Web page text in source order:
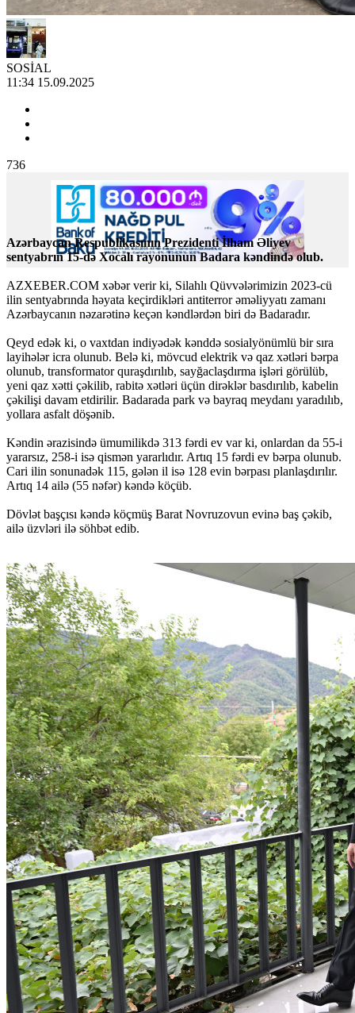
SOSİAL
11:34 15.09.2025
736
Azərbaycan Respublikasının Prezidenti İlham Əliyev
sentyabrın 15-də Xocalı rayonunun Badara kəndində olub.
AZXEBER.COM xəbər verir ki, Silahlı Qüvvələrimizin 2023-cü
ilin sentyabrında həyata keçirdikləri antiterror əməliyyatı zamanı
Azərbaycanın nəzarətinə keçən kəndlərdən biri də Badaradır.
Qeyd edək ki, o vaxtdan indiyədək kənddə sosialyönümlü bir sıra
layihələr icra olunub. Belə ki, mövcud elektrik və qaz xətləri bərpa
olunub, transformator quraşdırılıb, sayğaclaşdırma işləri görülüb,
yeni qaz xətti çəkilib, rabitə xətləri üçün dirəklər basdırılıb, kabelin
çəkilişi davam etdirilir. Badarada park və bayraq meydanı yaradılıb,
yollara asfalt döşənib.
Kəndin ərazisində ümumilikdə 313 fərdi ev var ki, onlardan da 55-i
yararsız, 258-i isə qismən yararlıdır. Artıq 15 fərdi ev bərpa olunub.
Cari ilin sonunadək 115, gələn il isə 128 evin bərpası planlaşdırılır.
Artıq 14 ailə (55 nəfər) kəndə köçüb.
Dövlət başçısı kəndə köçmüş Barat Novruzovun evinə baş çəkib,
ailə üzvləri ilə söhbət edib.